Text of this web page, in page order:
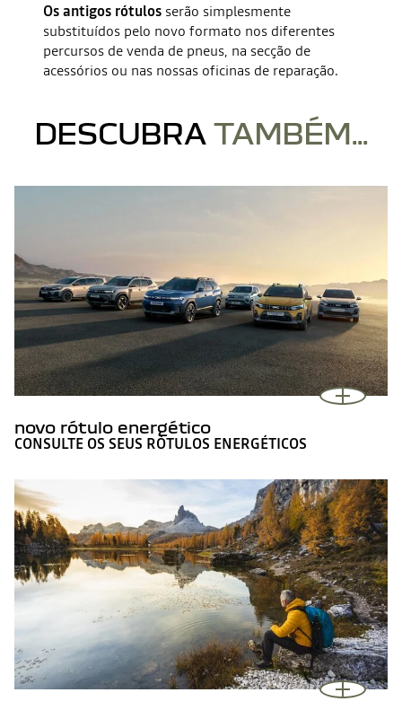
Os antigos rótulos serão simplesmente
substituídos pelo novo formato nos diferentes
percursos de venda de pneus, na secção de
acessórios ou nas nossas oficinas de reparação.
DESCUBRA TAMBÉM...
novo rótulo energético
CONSULTE OS SEUS RÓTULOS ENERGÉTICOS